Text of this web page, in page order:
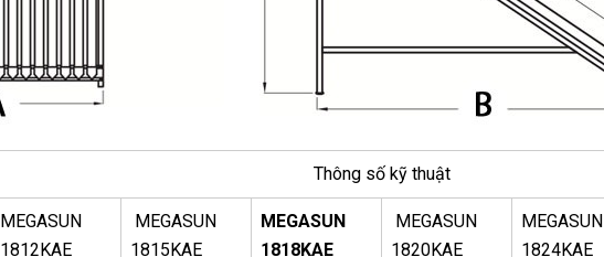
Thông số kỹ thuật
MEGASUN
1812KAE
MEGASUN
1815KAE
MEGASUN
1818KAE
MEGASUN
1820KAE
MEGASUN
1824KAE